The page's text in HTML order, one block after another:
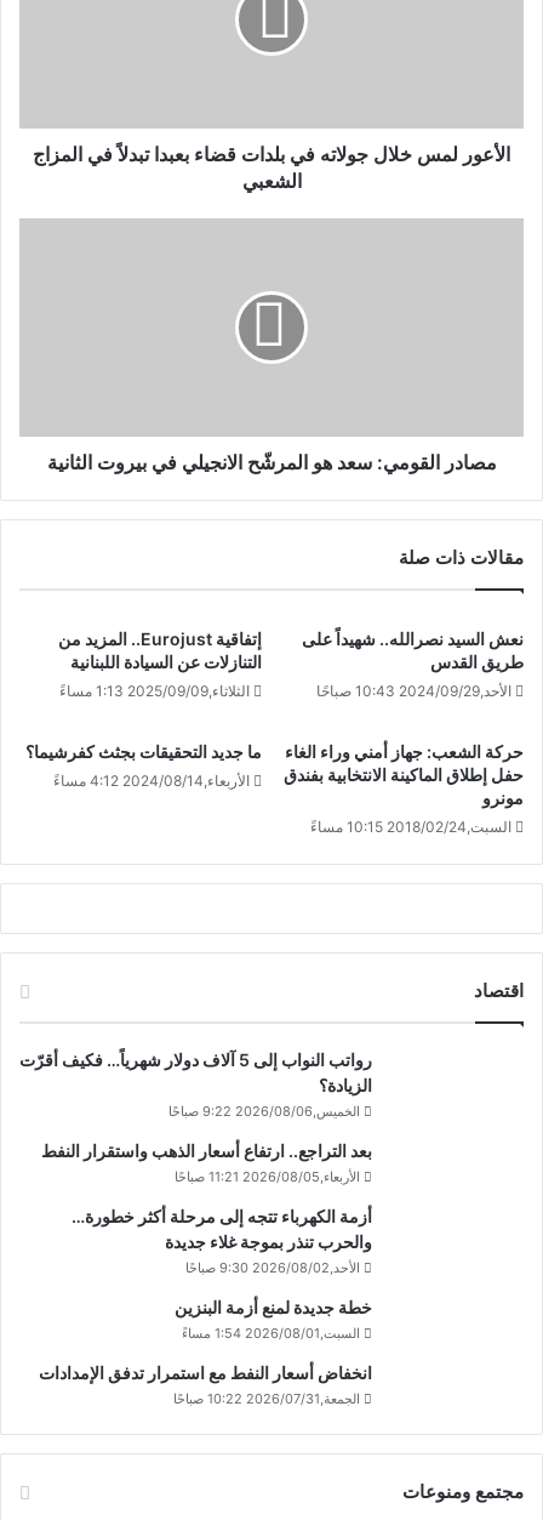
الأعور لمس خلال جولاته في بلدات قضاء بعبدا تبدلاً في المزاج
الشعبي
مصادر القومي: سعد هو المرشّح الانجيلي في بيروت الثانية
مقالات ذات صلة
نعش السيد نصرالله.. شهيداً على
طريق القدس
الأحد,2024/09/29 10:43 صباحًا
إتفاقية Eurojust.. المزيد من
التنازلات عن السيادة اللبنانية
الثلاثاء,2025/09/09 1:13 مساءً
حركة الشعب: جهاز أمني وراء الغاء
حفل إطلاق الماكينة الانتخابية بفندق
مونرو
السبت,2018/02/24 10:15 مساءً
ما جديد التحقيقات بجثث كفرشيما؟
الأربعاء,2024/08/14 4:12 مساءً
اقتصاد
رواتب النواب إلى 5 آلاف دولار شهرياً… فكيف أقرّت
الزيادة؟
الخميس,2026/08/06 9:22 صباحًا
بعد التراجع.. ارتفاع أسعار الذهب واستقرار النفط
الأربعاء,2026/08/05 11:21 صباحًا
أزمة الكهرباء تتجه إلى مرحلة أكثر خطورة…
والحرب تنذر بموجة غلاء جديدة
الأحد,2026/08/02 9:30 صباحًا
خطة جديدة لمنع أزمة البنزين
السبت,2026/08/01 1:54 مساءً
انخفاض أسعار النفط مع استمرار تدفق الإمدادات
الجمعة,2026/07/31 10:22 صباحًا
مجتمع ومنوعات